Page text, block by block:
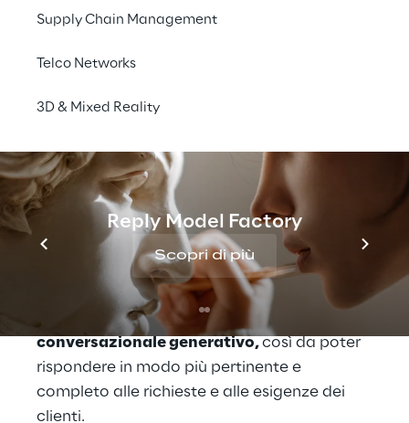
Supply Chain Management
Telco Networks
3D & Mixed Reality
Reply Model Factory
Scopri di più
assicurative in Italia, con un ampio
evoluzione della propria offerta consumer
flessibile e centrata sulle esigenze dei clienti.
In questo contesto di trasformazione,
UnipolSai ha riconosciuto l'importanza di
ridefinire anche la propria strategia di
comunicazione digitale e di far evolvere il
chatbot dedicato a gestire le richieste
informative sul prodotto verso un
conversazionale generativo, così da poter
rispondere in modo più pertinente e
completo alle richieste e alle esigenze dei
clienti.